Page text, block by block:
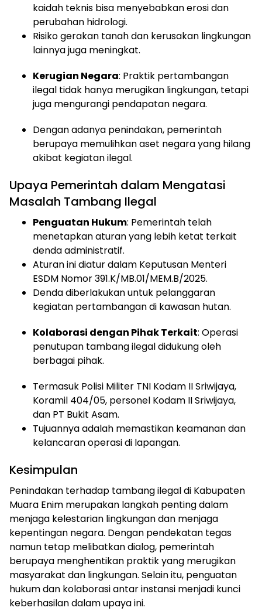
kaidah teknis bisa menyebabkan erosi dan
perubahan hidrologi.
Risiko gerakan tanah dan kerusakan lingkungan
lainnya juga meningkat.
Kerugian Negara: Praktik pertambangan
ilegal tidak hanya merugikan lingkungan, tetapi
juga mengurangi pendapatan negara.
Dengan adanya penindakan, pemerintah
berupaya memulihkan aset negara yang hilang
akibat kegiatan ilegal.
Upaya Pemerintah dalam Mengatasi
Masalah Tambang Ilegal
Penguatan Hukum: Pemerintah telah
menetapkan aturan yang lebih ketat terkait
denda administratif.
Aturan ini diatur dalam Keputusan Menteri
ESDM Nomor 391.K/MB.01/MEM.B/2025.
Denda diberlakukan untuk pelanggaran
kegiatan pertambangan di kawasan hutan.
Kolaborasi dengan Pihak Terkait: Operasi
penutupan tambang ilegal didukung oleh
berbagai pihak.
Termasuk Polisi Militer TNI Kodam II Sriwijaya,
Koramil 404/05, personel Kodam II Sriwijaya,
dan PT Bukit Asam.
Tujuannya adalah memastikan keamanan dan
kelancaran operasi di lapangan.
Kesimpulan
Penindakan terhadap tambang ilegal di Kabupaten
Muara Enim merupakan langkah penting dalam
menjaga kelestarian lingkungan dan menjaga
kepentingan negara. Dengan pendekatan tegas
namun tetap melibatkan dialog, pemerintah
berupaya menghentikan praktik yang merugikan
masyarakat dan lingkungan. Selain itu, penguatan
hukum dan kolaborasi antar instansi menjadi kunci
keberhasilan dalam upaya ini.